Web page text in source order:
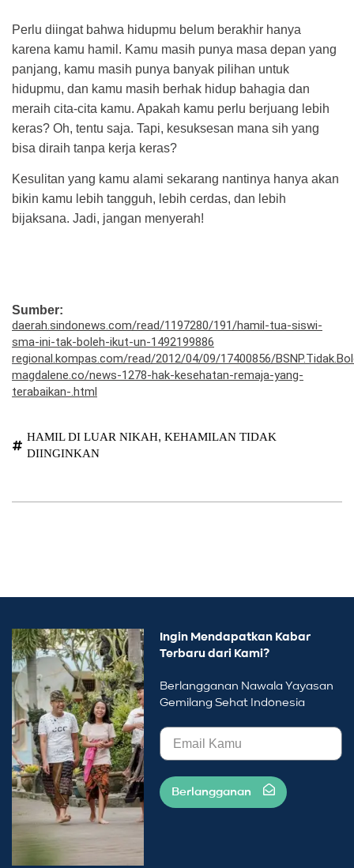
Perlu diingat bahwa hidupmu belum berakhir hanya
karena kamu hamil. Kamu masih punya masa depan yang
panjang, kamu masih punya banyak pilihan untuk
hidupmu, dan kamu masih berhak hidup bahagia dan
meraih cita-cita kamu. Apakah kamu perlu berjuang lebih
keras? Oh, tentu saja. Tapi, kesuksesan mana sih yang
bisa diraih tanpa kerja keras?
Kesulitan yang kamu alami sekarang nantinya hanya akan
bikin kamu lebih tangguh, lebih cerdas, dan lebih
bijaksana. Jadi, jangan menyerah!
Sumber:
daerah.sindonews.com/read/1197280/191/hamil-tua-siswi-
sma-ini-tak-boleh-ikut-un-1492199886
regional.kompas.com/read/2012/04/09/17400856/
magdalene.co/news-1278-hak-kesehatan-remaja-yang-
terabaikan-.html
HAMIL DI LUAR NIKAH, KEHAMILAN TIDAK
DIINGINKAN
Ingin Mendapatkan Kabar
Terbaru dari Kami?
Berlangganan Nawala Yayasan
Gemilang Sehat Indonesia
Berlangganan